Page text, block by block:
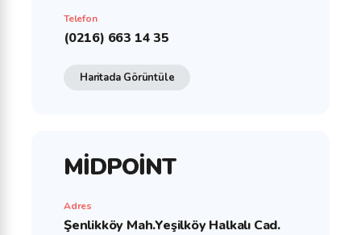
Telefon
(0216) 663 14 35
Haritada Görüntüle
MİDPOİNT
Adres
Şenlikköy Mah.Yeşilköy Halkalı Cad.